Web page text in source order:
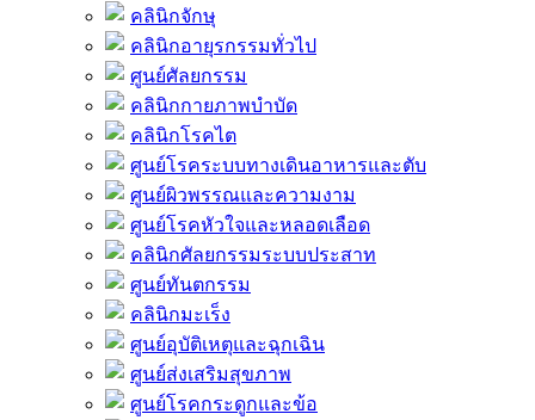
คลินิกจักษุ
คลินิกอายุรกรรมทั่วไป
ศูนย์ศัลยกรรม
คลินิกกายภาพบำบัด
คลินิกโรคไต
ศูนย์โรคระบบทางเดินอาหารและตับ
ศูนย์ผิวพรรณและความงาม
ศูนย์โรคหัวใจและหลอดเลือด
คลินิกศัลยกรรมระบบประสาท
ศูนย์ทันตกรรม
คลินิกมะเร็ง
ศูนย์อุบัติเหตุและฉุกเฉิน
ศูนย์ส่งเสริมสุขภาพ
ศูนย์โรคกระดูกและข้อ